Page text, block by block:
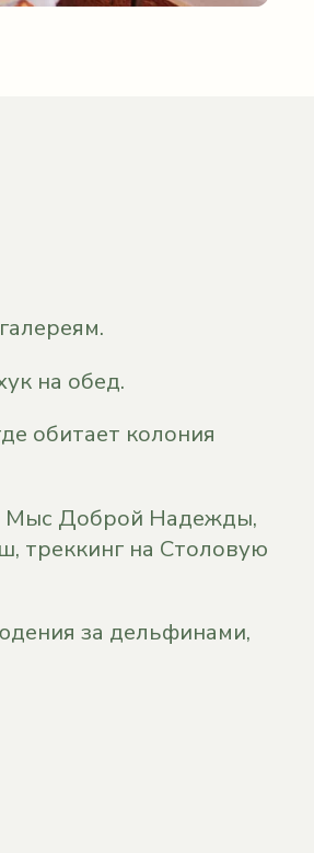
на обед.
обитает колония
Мыс Доброй Надежды,
треккинг на Столовую
за дельфинами,